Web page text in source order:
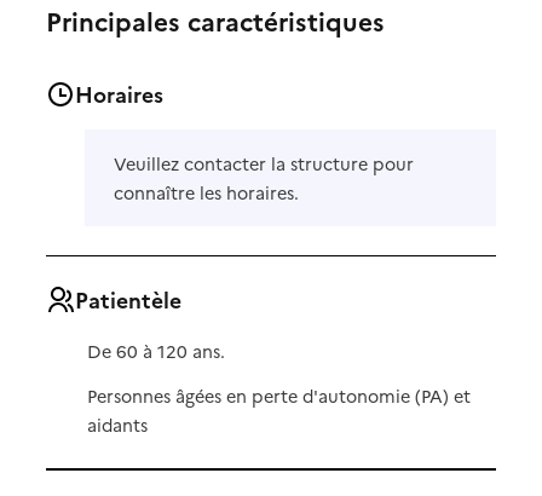
Principales caractéristiques
Horaires
Veuillez contacter la structure pour
connaître les horaires.
Patientèle
De 60 à 120 ans.
Personnes âgées en perte d'autonomie (PA) et
aidants